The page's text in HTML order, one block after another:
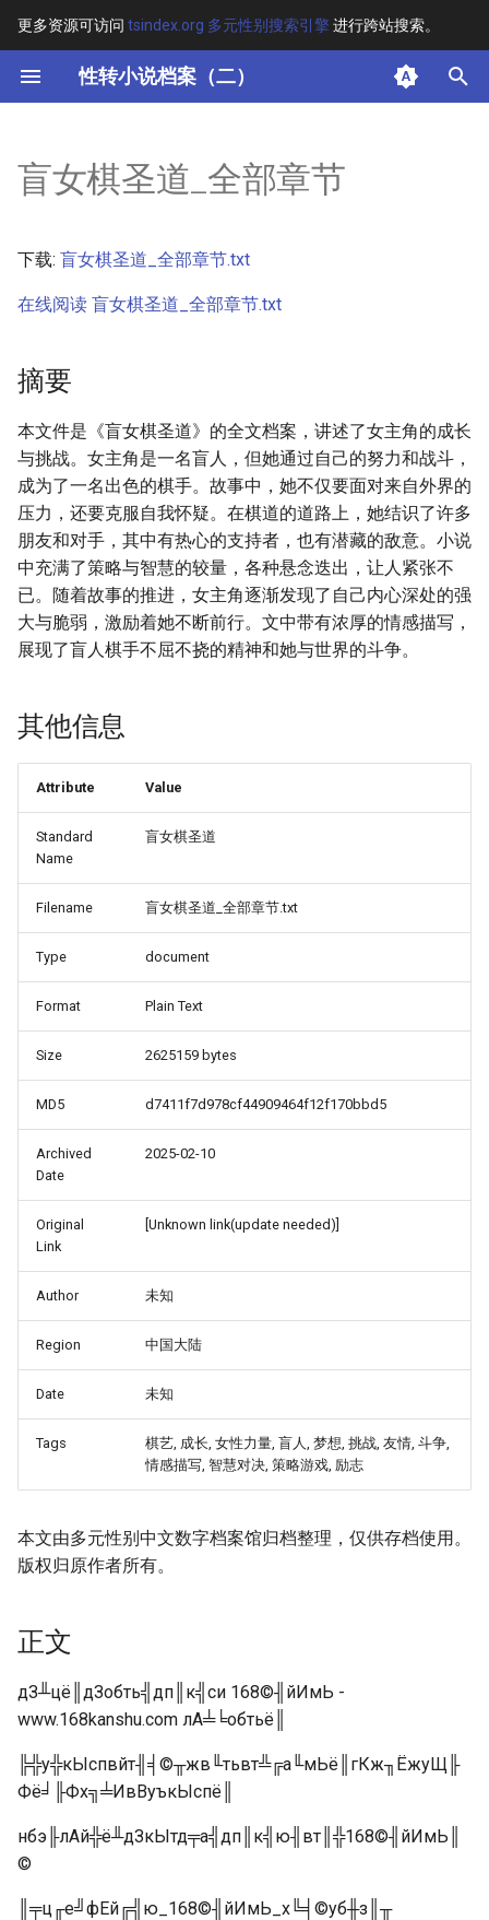
更多资源可访问 tsindex.org 多元性别搜索引擎进行跨站搜索。
性转小说档案（二）
键
开
搜
索
其他信息
正文
盲女棋圣道_全部章节
下载: 盲女棋圣道_全部章节.txt
在线阅读 盲女棋圣道_全部章节.txt
摘要
本文件是《盲女棋圣道》的全文档案，讲述了女主角的成长
与挑战。女主角是一名盲人，但她通过自己的努力和战斗，
成为了一名出色的棋手。故事中，她不仅要面对来自外界的
压力，还要克服自我怀疑。在棋道的道路上，她结识了许多
朋友和对手，其中有热心的支持者，也有潜藏的敌意。小说
中充满了策略与智慧的较量，各种悬念迭出，让人紧张不
已。随着故事的推进，女主角逐渐发现了自己内心深处的强
大与脆弱，激励着她不断前行。文中带有浓厚的情感描写，
展现了盲人棋手不屈不挠的精神和她与世界的斗争。
其他信息
Attribute Value
Standard
Name
盲女棋圣道
Filename 盲女棋圣道_全部章节.txt
Type document
Format Plain Text
Size 2625159 bytes
MD5 d7411f7d978cf44909464f12f170bbd5
Archived
Date
2025-02-10
Original
Link
[Unknown link(update needed)]
Author 未知
Region 中国大陆
Date 未知
Tags
棋艺, 成长, 女性力量, 盲人, 梦想, 挑战, 友情, 斗争,
情感描写, 智慧对决, 策略游戏, 励志
本文由多元性别中文数字档案馆归档整理，仅供存档使用。
版权归原作者所有。
正文
дЗ╨цё║дЗобть╣дп║к╣си 168©╢йИмЬ -
www.168kanshu.com лА╧╘обтьё║
╠╬у╬кЫспвйт╢╡©╥жв╙тьвт╩╔а╙мЬё║гКж╖ЁжуЩ╟
Фё╛╟Фх╗╧ИвВуъкЫспё║
нбэ╟лАй╬ё╨дЗкЫтд╤а╣дп║к╣ю╢вт║╬168©╢йИмЬ║
©
║╤ц╓е╝фЕй╔╣ю_168©╢йИмЬ_х╚╡©уб╫з║╥